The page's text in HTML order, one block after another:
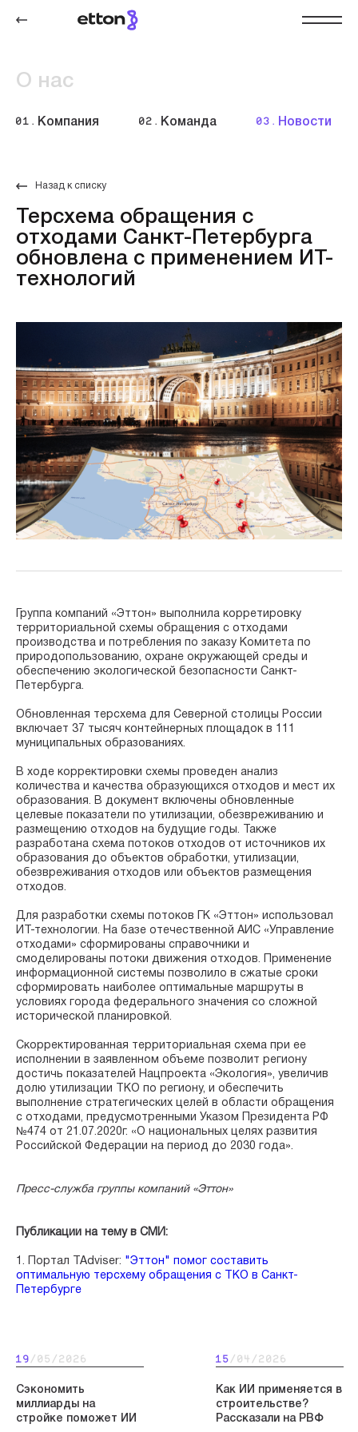
О нас
01. Компания 02. Команда 03. Новости
Назад к списку
Терсхема обращения с
отходами Санкт-Петербурга
обновлена с применением ИТ-
технологий
Группа компаний «Эттон» выполнила корретировку
территориальной схемы обращения с отходами
производства и потребления по заказу Комитета по
природопользованию, охране окружающей среды и
обеспечению экологической безопасности Санкт-
Петербурга.
Обновленная терсхема для Северной столицы России
включает 37 тысяч контейнерных площадок в 111
муниципальных образованиях.
В ходе корректировки схемы проведен анализ
количества и качества образующихся отходов и мест их
образования. В документ включены обновленные
целевые показатели по утилизации, обезвреживанию и
размещению отходов на будущие годы. Также
разработана схема потоков отходов от источников их
образования до объектов обработки, утилизации,
обезвреживания отходов или объектов размещения
отходов.
Для разработки схемы потоков ГК «Эттон» использовал
ИТ-технологии. На базе отечественной АИС «Управление
отходами» сформированы справочники и
смоделированы потоки движения отходов. Применение
информационной системы позволило в сжатые сроки
сформировать наиболее оптимальные маршруты в
условиях города федерального значения со сложной
исторической планировкой.
Скорректированная территориальная схема при ее
исполнении в заявленном объеме позволит региону
достичь показателей Нацпроекта «Экология», увеличив
долю утилизации ТКО по региону, и обеспечить
выполнение стратегических целей в области обращения
с отходами, предусмотренными Указом Президента РФ
№474 от 21.07.2020г. «О национальных целях развития
Российской Федерации на период до 2030 года».
Пресс-служба группы компаний «Эттон»
Публикации на тему в СМИ:
1. Портал TAdviser: "Эттон" помог составить
оптимальную терсхему обращения с ТКО в Санкт-
Петербурге
19 /05/2026
Сэкономить
миллиарды на
стройке поможет ИИ
15 /04/2026
Как ИИ применяется в
строительстве?
Рассказали на РВФ